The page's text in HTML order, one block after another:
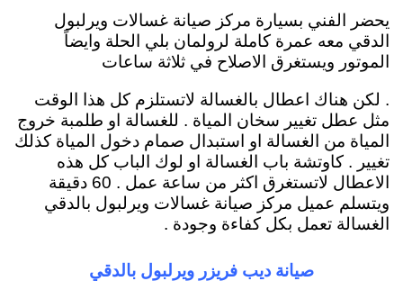
يحضر الفني بسيارة مركز صيانة غسالات ويرلبول
الدقي معه عمرة كاملة لرولمان بلي الحلة وايضاً
الموتور ويستغرق الاصلاح في ثلاثة ساعات
. لكن هناك اعطال بالغسالة لاتستلزم كل هذا الوقت
مثل عطل تغيير سخان المياة . للغسالة او طلمبة خروج
المياة من الغسالة او استبدال صمام دخول المياة كذلك
تغيير . كاوتشة باب الغسالة او لوك الباب كل هذه
الاعطال لاتستغرق اكثر من ساعة عمل . 60 دقيقة
ويتسلم عميل مركز صيانة غسالات ويرلبول بالدقي
الغسالة تعمل بكل كفاءة وجودة .
صيانة ديب فريزر ويرلبول بالدقي